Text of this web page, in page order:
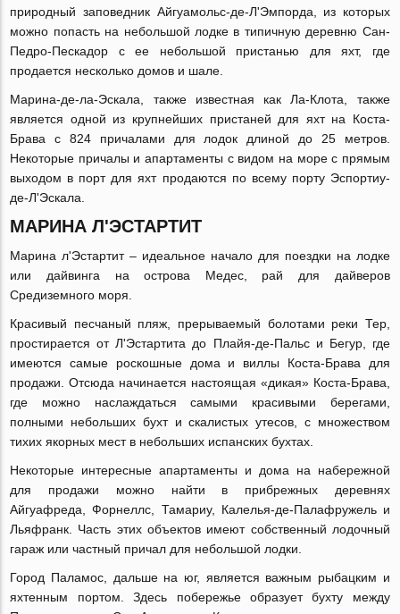
природный заповедник Айгуамольс-де-Л'Эмпорда, из которых
можно попасть на небольшой лодке в типичную деревню Сан-
Педро-Пескадор с ее небольшой пристанью для яхт, где
продается несколько домов и шале.
Марина-де-ла-Эскала, также известная как Ла-Клота, также
является одной из крупнейших пристаней для яхт на Коста-
Брава с 824 причалами для лодок длиной до 25 метров.
Некоторые причалы и апартаменты с видом на море с прямым
выходом в порт для яхт продаются по всему порту Эспортиу-
де-Л'Эскала.
МАРИНА Л'ЭСТАРТИТ
Марина л'Эстартит – идеальное начало для поездки на лодке
или дайвинга на острова Медес, рай для дайверов
Средиземного моря.
Красивый песчаный пляж, прерываемый болотами реки Тер,
простирается от Л'Эстартита до Плайя-де-Пальс и Бегур, где
имеются самые роскошные дома и виллы Коста-Брава для
продажи. Отсюда начинается настоящая «дикая» Коста-Брава,
где можно наслаждаться самыми красивыми берегами,
полными небольших бухт и скалистых утесов, с множеством
тихих якорных мест в небольших испанских бухтах.
Некоторые интересные апартаменты и дома на набережной
для продажи можно найти в прибрежных деревнях
Айгуафреда, Форнеллс, Тамариу, Калелья-де-Палафружель и
Льяфранк. Часть этих объектов имеют собственный лодочный
гараж или частный причал для небольшой лодки.
Город Паламос, дальше на юг, является важным рыбацким и
яхтенным портом. Здесь побережье образует бухту между